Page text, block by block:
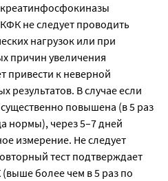
не следует проводить
нагрузок или при
причин увеличения
привести к неверной
результатов. В случае если
повышена (в 5 раз
нормы), через 5–7 дней
измерение. Не следует
тест подтверждает
более чем в 5 раз по